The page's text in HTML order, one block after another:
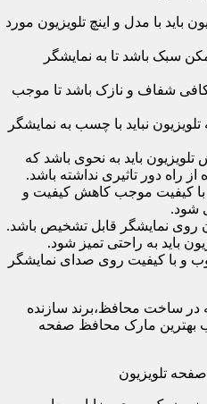
باید با مدل و اینچ تلویزیون مورد
سبک باشد تا به نمایشگر
کافی شفاف و نازک باشد تا موجب
نباید با چسب به نمایشگر
باید به نحوی باشد که
راه دور تاثیری نداشته باشد.
کیفیت موجب کاهش کیفیت و
شود.
روی نمایشگر قابل تشخیص باشد.
باید به راحتی تمیز شود.
و با کیفیت روی صدای نمایشگر
در ساخت محافظ،برند سازنده
بهترین مارک محافظ صفحه
تلویزیون